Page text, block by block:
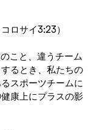
コロサイ3:23）
こと、違うチーム
るとき、私たちの
スポーツチームに
康上にプラスの影